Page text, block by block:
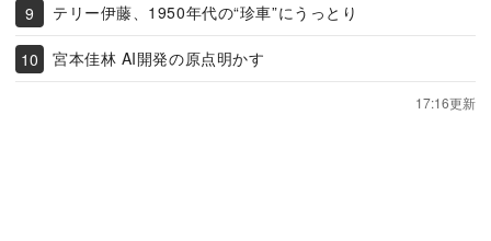
テリー伊藤、1950年代の“珍車”にうっとり
宮本佳林 AI開発の原点明かす
17:16更新